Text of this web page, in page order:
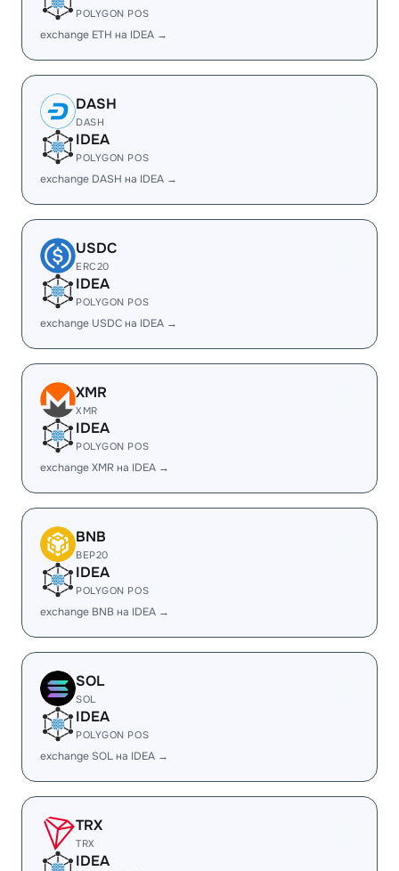
POLYGON POS
exchange ETH на IDEA →
DASH
DASH
IDEA
POLYGON POS
exchange DASH на IDEA →
USDC
ERC20
IDEA
POLYGON POS
exchange USDC на IDEA →
XMR
XMR
IDEA
POLYGON POS
exchange XMR на IDEA →
BNB
BEP20
IDEA
POLYGON POS
exchange BNB на IDEA →
SOL
SOL
IDEA
POLYGON POS
exchange SOL на IDEA →
TRX
TRX
IDEA